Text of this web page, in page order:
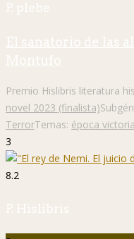
P. plebe
El sanatorio de las
Montufo
Premio Hislibris literatura
novel 2023 (finalista)
TerrorTemas: época
3
8.2
P. Hislibris